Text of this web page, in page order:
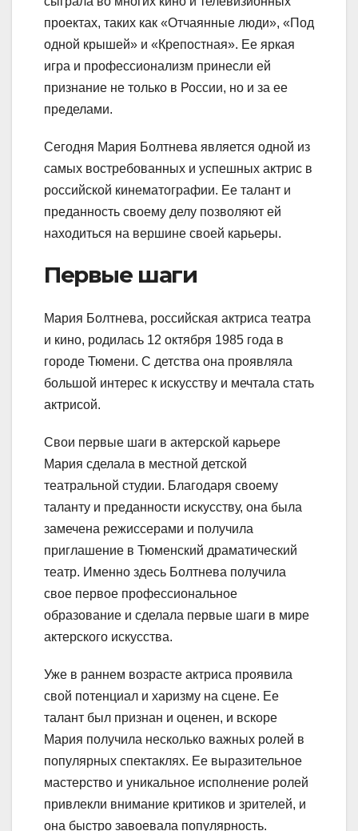
проектах, таких как «Отчаянные люди», «Под
одной крышей» и «Крепостная». Ее яркая
игра и профессионализм принесли ей
признание не только в России, но и за ее
пределами.
Сегодня Мария Болтнева является одной из
самых востребованных и успешных актрис в
российской кинематографии. Ее талант и
преданность своему делу позволяют ей
находиться на вершине своей карьеры.
Первые шаги
Мария Болтнева, российская актриса театра
и кино, родилась 12 октября 1985 года в
городе Тюмени. С детства она проявляла
большой интерес к искусству и мечтала стать
актрисой.
Свои первые шаги в актерской карьере
Мария сделала в местной детской
театральной студии. Благодаря своему
таланту и преданности искусству, она была
замечена режиссерами и получила
приглашение в Тюменский драматический
театр. Именно здесь Болтнева получила
свое первое профессиональное
образование и сделала первые шаги в мире
актерского искусства.
Уже в раннем возрасте актриса проявила
свой потенциал и харизму на сцене. Ее
талант был признан и оценен, и вскоре
Мария получила несколько важных ролей в
популярных спектаклях. Ее выразительное
мастерство и уникальное исполнение ролей
привлекли внимание критиков и зрителей, и
она быстро завоевала популярность.